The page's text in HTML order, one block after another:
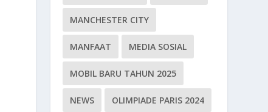
MANCHESTER CITY
MANFAAT MEDIA SOSIAL
MOBIL BARU TAHUN 2025
NEWS OLIMPIADE PARIS 2024